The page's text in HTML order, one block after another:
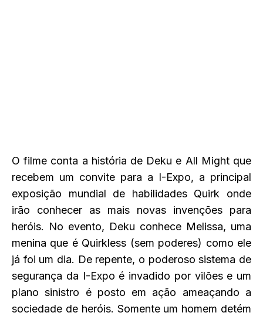
O filme conta a história de Deku e All Might que
recebem um convite para a I-Expo, a principal
exposição mundial de habilidades Quirk onde
irão conhecer as mais novas invenções para
heróis. No evento, Deku conhece Melissa, uma
menina que é Quirkless (sem poderes) como ele
já foi um dia. De repente, o poderoso sistema de
segurança da I-Expo é invadido por vilões e um
plano sinistro é posto em ação ameaçando a
sociedade de heróis. Somente um homem detém